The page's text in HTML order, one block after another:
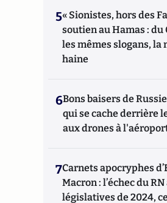
5« Sionistes, hors des
soutien au Hamas : du
les mêmes slogans, la
haine
6Bons baisers de
qui se cache derrière
aux drones à
7Carnets apocryphes
Macron : l’échec du
législatives de 2024,